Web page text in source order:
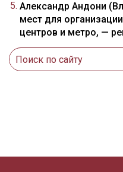
Александр Андони
мест для
центров и метро, —